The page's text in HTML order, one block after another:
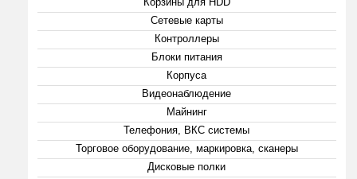
Сетевые карты
Контроллеры
Блоки питания
Корпуса
Видеонаблюдение
Майнинг
Телефония, ВКС системы
Торговое оборудование, маркировка, сканеры
Дисковые полки